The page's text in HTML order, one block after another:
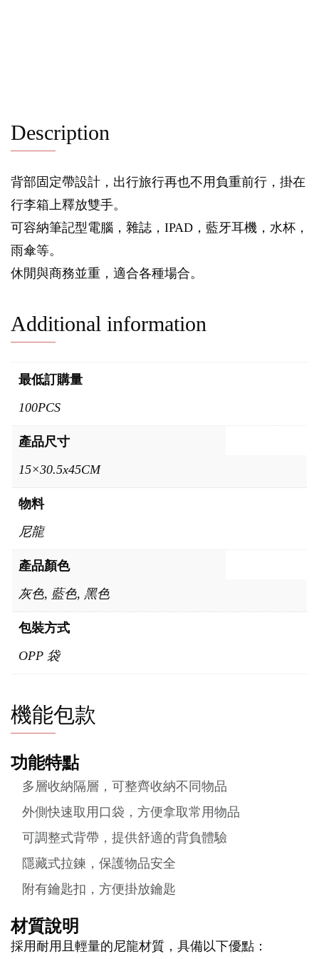
Description
背部固定帶設計，出行旅行再也不用負重前行，掛在
行李箱上釋放雙手。
可容納筆記型電腦，雜誌，IPAD，藍牙耳機，水杯，
雨傘等。
休閒與商務並重，適合各種場合。
Additional information
最低訂購量
100PCS
產品尺寸
15×30.5x45CM
物料
尼龍
產品顏色
灰色, 藍色, 黑色
包裝方式
OPP 袋
機能包款
功能特點
多層收納隔層，可整齊收納不同物品
外側快速取用口袋，方便拿取常用物品
可調整式背帶，提供舒適的背負體驗
隱藏式拉鍊，保護物品安全
附有鑰匙扣，方便掛放鑰匙
材質說明
採用耐用且輕量的尼龍材質，具備以下優點：